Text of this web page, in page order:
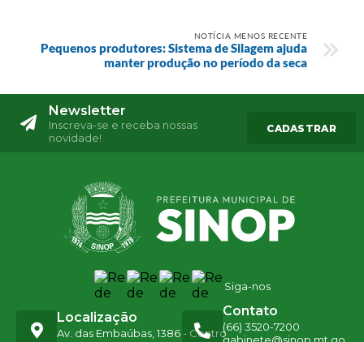
NOTÍCIA MENOS RECENTE
Pequenos produtores: Sistema de Silagem ajuda
manter produção no período da seca
Newsletter
Inscreva-se e receba nossas
novidade!
CADASTRAR
Siga-nos
Localização
Av. das Embaúbas, 1386 - Centro
Contato
(66) 3520-7200